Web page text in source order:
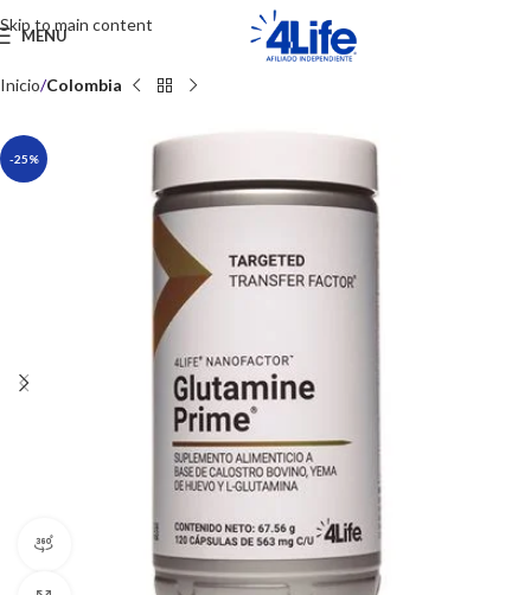
Skip to main content
MENU
Inicio Colombia
-25%
360 product view